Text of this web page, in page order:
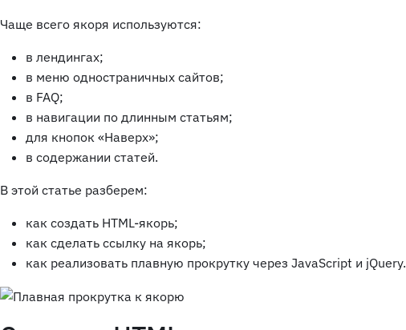
Чаще всего якоря используются:
в лендингах;
в меню одностраничных сайтов;
в FAQ;
в навигации по длинным статьям;
для кнопок «Наверх»;
в содержании статей.
В этой статье разберем:
как создать HTML-якорь;
как сделать ссылку на якорь;
как реализовать плавную прокрутку через JavaScript и jQuery.